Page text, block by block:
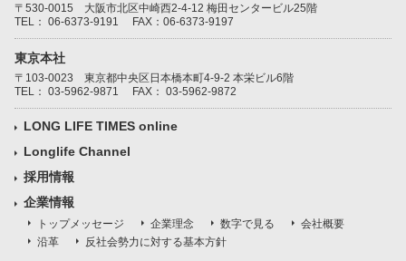
〒530-0015 大阪市北区中崎西2-4-12 梅田センタービル25階
TEL： 06-6373-9191 FAX：06-6373-9197
東京本社
〒103-0023 東京都中央区日本橋本町4-9-2 本栄ビル6階
TEL： 03-5962-9871 FAX： 03-5962-9872
LONG LIFE TIMES online
Longlife Channel
採用情報
企業情報
トップメッセージ 企業理念 数字で見る
会社概要
沿革
反社会勢力に対する基本方針